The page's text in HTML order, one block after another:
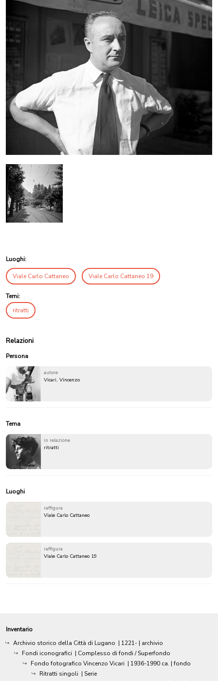
Luoghi:
Viale Carlo Cattaneo Viale Carlo Cattaneo 19
Temi:
ritratti
Relazioni
Persona
autore
Vicari, Vincenzo
Tema
in relazione
ritratti
Luoghi
raffigura
Viale Carlo Cattaneo
raffigura
Viale Carlo Cattaneo 19
Inventario
Archivio storico della Città di Lugano | 1221- | archivio
Fondi iconografici | Complesso di fondi / Superfondo
Fondo fotografico Vincenzo Vicari | 1936-1990 ca. | fondo
Ritratti singoli | Serie